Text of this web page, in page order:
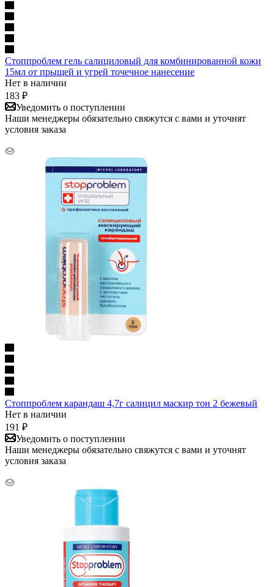
Стоппроблем гель салициловый для комбинированной кожи
15мл от прыщей и угрей точечное нанесение
Нет в наличии
183 ₽
Уведомить о поступлении
Наши менеджеры обязательно свяжутся с вами и уточнят
условия заказа
Стоппроблем карандаш 4,7г салицил маскир тон 2 бежевый
Нет в наличии
191 ₽
Уведомить о поступлении
Наши менеджеры обязательно свяжутся с вами и уточнят
условия заказа